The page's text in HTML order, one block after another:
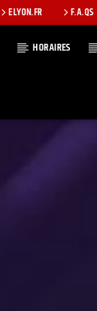
ELYON.FR F.A.QS
HORAIRES